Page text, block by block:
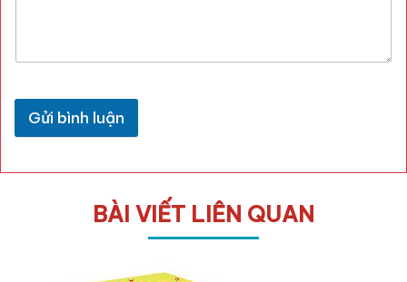
Gửi bình luận
BÀI VIẾT LIÊN QUAN